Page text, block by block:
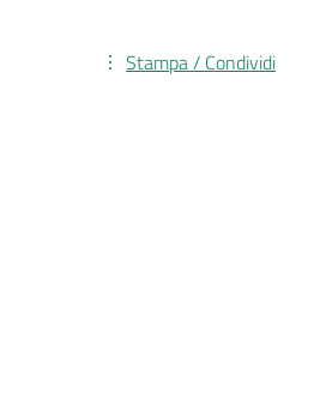
Stampa / Condividi